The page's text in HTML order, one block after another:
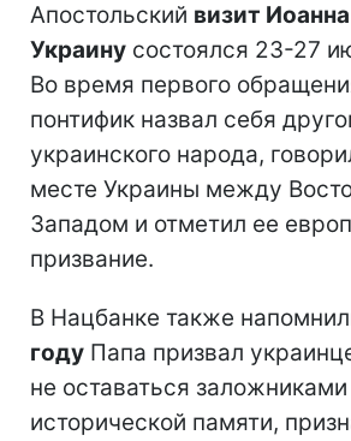
Апостольский визит
Украину состоялся 23-27
Во время первого
понтифик назвал себя
украинского народа,
месте Украины между
Западом и отметил ее
призвание.
В Нацбанке также
году Папа призвал
не оставаться
исторической памяти,